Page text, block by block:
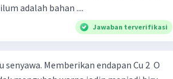
adalah bahan ....
Jawaban terverifikasi
endapan Cu 2 ​ O